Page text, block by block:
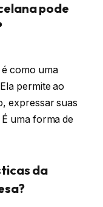
pode
como uma
permite ao
expressar suas
uma forma de
da